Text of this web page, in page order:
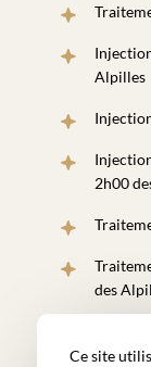
Alpilles
2h00
des
Alpilles
Ce site